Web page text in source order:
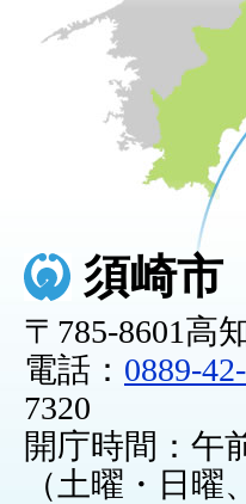
須崎市
〒785-8601高
電話： 0889-
7320
開庁時間：午
（土曜・日